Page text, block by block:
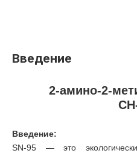
Введение
2-амино-2-
Введение:
SN-95 — это